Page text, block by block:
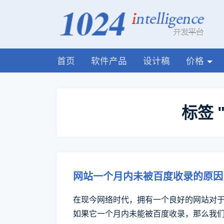
首页 软件产品 设计稿 价格
标签
网站一个月内未被百度收录的原因
在现今网络时代，拥有一个良好的网站对
如果它一个月内未能被百度收录，那么我